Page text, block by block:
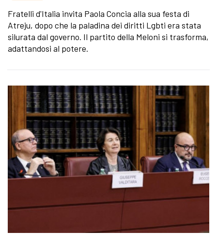
Fratelli d'Italia invita Paola Concia alla sua festa di
Atreju, dopo che la paladina dei diritti Lgbti era stata
silurata dal governo. Il partito della Meloni si trasforma,
adattandosi al potere.